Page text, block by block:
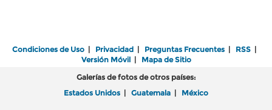
Condiciones de Uso | Privacidad | Preguntas Frecuentes | RSS |
Versión Móvil| Mapa de Sitio
Galerías de fotos de otros países:
Estados Unidos | Guatemala | México